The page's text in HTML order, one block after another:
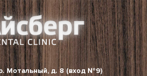
Мотальный, д. 8 (вход №9)